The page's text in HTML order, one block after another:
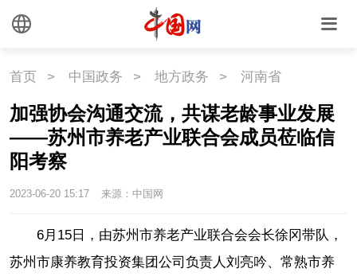
首页 > 中国政务 > 地方政务 > 河南省
加强协会沟通交流，共谋老龄事业发展
——苏州市养老产业联合会成员莅临信
阳考察
2023-06-20 15:17 来源：中国网
6月15日，由苏州市养老产业联合会会长徐冈带队，
苏州市康养教育投资集团公司负责人刘亮吟、常熟市养